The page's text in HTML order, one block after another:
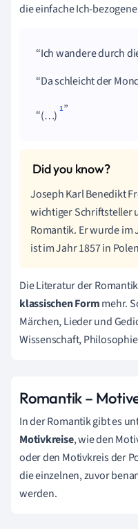
die einfache Ich-
Ich wandere durch
Da schleicht der
(…) 1
Joseph Karl Benedikt
wichtiger Schriftsteller
Romantik. Er wurde im
ist im Jahr 1857 in
Die Literatur der
klassischen Formmehr.
Märchen, Lieder und
Wissenschaft,
Romantik –
In der Romantik gibt es
Motivkreise, wie den
oder den Motivkreis der
die einzelnen, zuvor
werden.